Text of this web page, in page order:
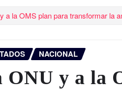
a la OMS plan para transformar la
NACIONAL
ONU y a la